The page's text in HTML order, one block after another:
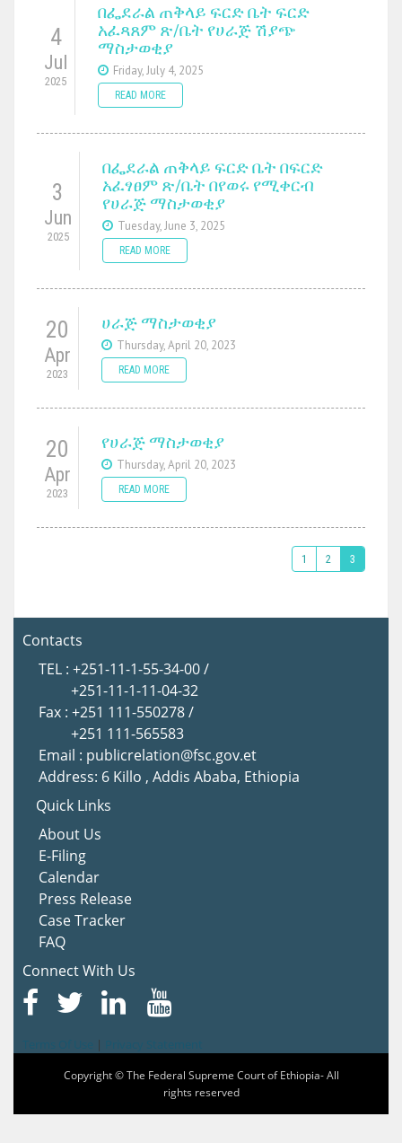
4
Jul
2025
በፌደራል ጠቅላይ ፍርድ ቤት ፍርድ
አፈጻጸም ጽ/ቤት የሀራጅ ሽያጭ
ማስታወቂያ
Friday, July 4, 2025
READ MORE
3
Jun
2025
በፌደራል ጠቅላይ ፍርድ ቤት በፍርድ
አፈፃፀም ጽ/ቤት በየወሩ የሚቀርብ
የሀራጅ ማስታወቂያ
Tuesday, June 3, 2025
READ MORE
20
Apr
2023
ሀራጅ ማስታወቂያ
Thursday, April 20, 2023
READ MORE
20
Apr
2023
የሀራጅ ማስታወቂያ
Thursday, April 20, 2023
READ MORE
1 2 3
Contacts
TEL : +251-11-1-55-34-00 /
+251-11-1-11-04-32
Fax : +251 111-550278 /
+251 111-565583
Email : publicrelation@fsc.gov.et
Address: 6 Killo , Addis Ababa, Ethiopia
Quick Links
About Us
E-Filing
Calendar
Press Release
Case Tracker
FAQ
Connect With Us
|
Copyright © The Federal Supreme Court of Ethiopia- All
rights reserved